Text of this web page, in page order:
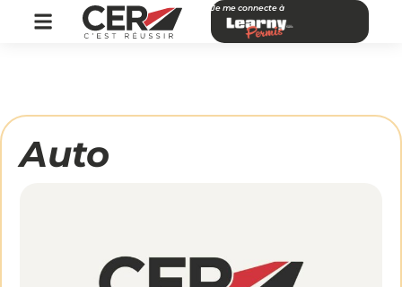
Je me connecte à
Auto